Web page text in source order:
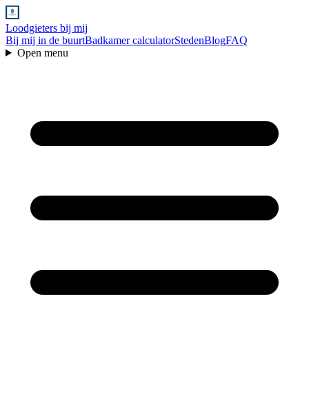
Loodgieters bij mij
Bij mij in de buurtBadkamer calculatorStedenBlogFAQ
Open menu